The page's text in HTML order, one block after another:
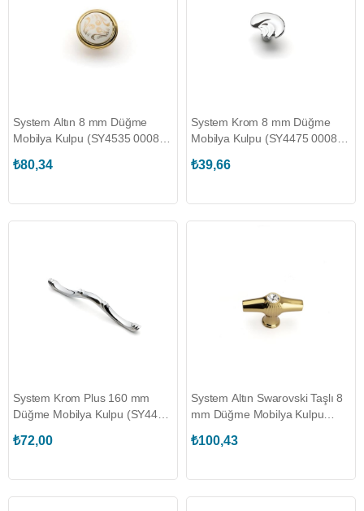
System Altın 8 mm Düğme
Mobilya Kulpu (SY4535 0008
₺80,34
System Krom 8 mm Düğme
Mobilya Kulpu (SY4475 0008
₺39,66
System Krom Plus 160 mm
Düğme Mobilya Kulpu (SY4465
₺72,00
System Altın Swarovski Taşlı 8
mm Düğme Mobilya Kulpu
₺100,43